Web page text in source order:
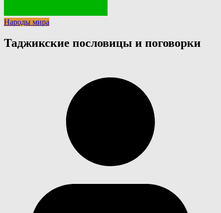
Народы мира
Таджикские пословицы и поговорки